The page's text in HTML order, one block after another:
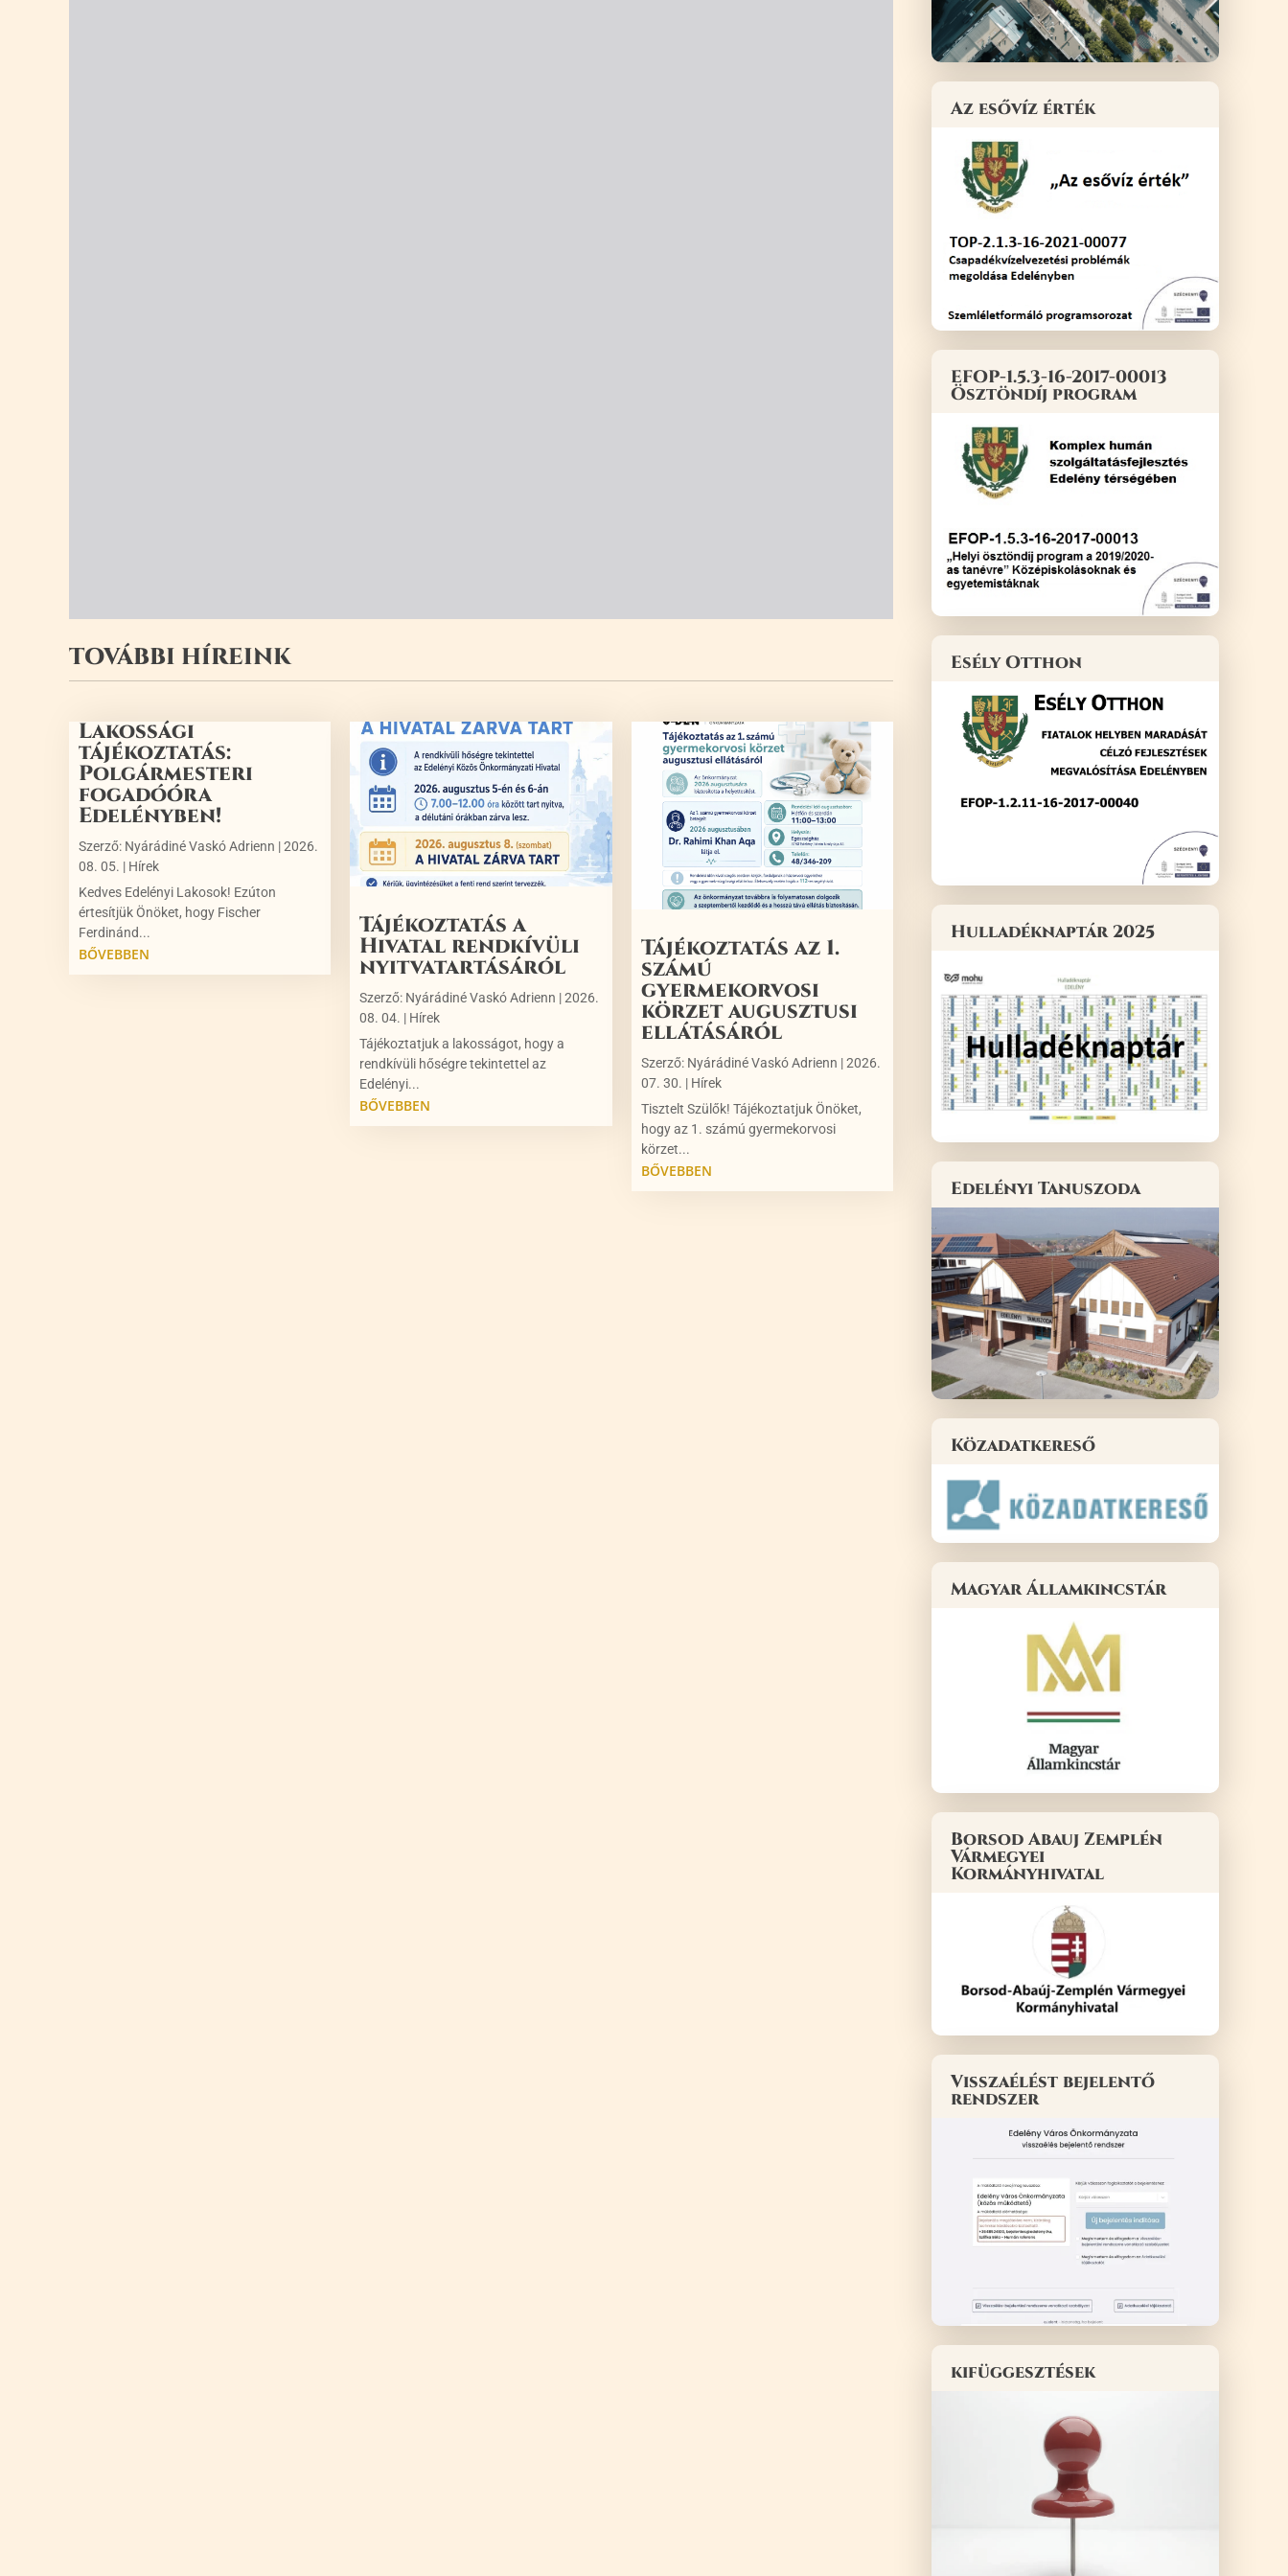
TOVÁBBI HÍREINK
Lakossági
tájékoztatás:
Polgármesteri
fogadóóra
Edelényben!
Szerző: Nyárádiné Vaskó Adrienn |2026.
08. 05. | Hírek
Kedves Edelényi Lakosok! Ezúton
értesítjük Önöket, hogy Fischer
Ferdinánd...
BŐVEBBEN
Tájékoztatás a
Hivatal rendkívüli
nyitvatartásáról
Szerző: Nyárádiné Vaskó Adrienn |2026.
08. 04. | Hírek
Tájékoztatjuk a lakosságot, hogy a
rendkívüli hőségre tekintettel az
Edelényi...
BŐVEBBEN
Tájékoztatás az 1.
számú
gyermekorvosi
körzet augusztusi
ellátásáról
Szerző: Nyárádiné Vaskó Adrienn |2026.
07. 30. | Hírek
Tisztelt Szülők! Tájékoztatjuk Önöket,
hogy az 1. számú gyermekorvosi
körzet...
BŐVEBBEN
Az esővíz érték
EFOP-1.5.3-16-2017-00013
Ösztöndíj program
Esély Otthon
Hulladéknaptár 2025
Edelényi Tanuszoda
Közadatkereső
Magyar Államkincstár
Borsod Abauj Zemplén
Vármegyei
Kormányhivatal
Visszaélést bejelentő
rendszer
kifüggesztések